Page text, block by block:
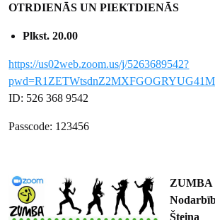
OTRDIENĀS UN PIEKTDIENĀS
Plkst. 20.00
https://us02web.zoom.us/j/5263689542?
ID: 526 368 9542
Passcode: 123456
ZUMBA
Šteina